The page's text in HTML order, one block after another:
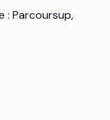
: Parcoursup,